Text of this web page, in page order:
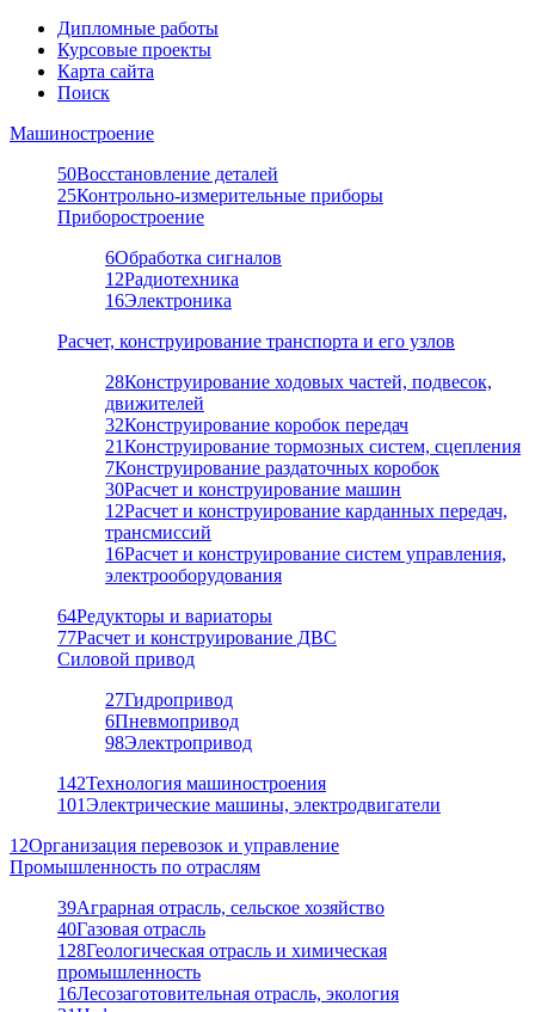
Дипломные работы
Курсовые проекты
Карта сайта
Поиск
Машиностроение
50Восстановление деталей
25Контрольно-измерительные приборы
Приборостроение
6Обработка сигналов
12Радиотехника
16Электроника
Расчет, конструирование транспорта и его узлов
28Конструирование ходовых частей, подвесок,
движителей
32Конструирование коробок передач
21Конструирование тормозных систем, сцепления
7Конструирование раздаточных коробок
30Расчет и конструирование машин
12Расчет и конструирование карданных передач,
трансмиссий
16Расчет и конструирование систем управления,
электрооборудования
64Редукторы и вариаторы
77Расчет и конструирование ДВС
Силовой привод
27Гидропривод
6Пневмопривод
98Электропривод
142Технология машиностроения
101Электрические машины, электродвигатели
12Организация перевозок и управление
Промышленность по отраслям
39Аграрная отрасль, сельское хозяйство
40Газовая отрасль
128Геологическая отрасль и химическая
промышленность
16Лесозаготовительная отрасль, экология